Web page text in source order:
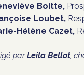
Boitte,
Loubet,
Hélène Cazet,
parLeila Bellot,